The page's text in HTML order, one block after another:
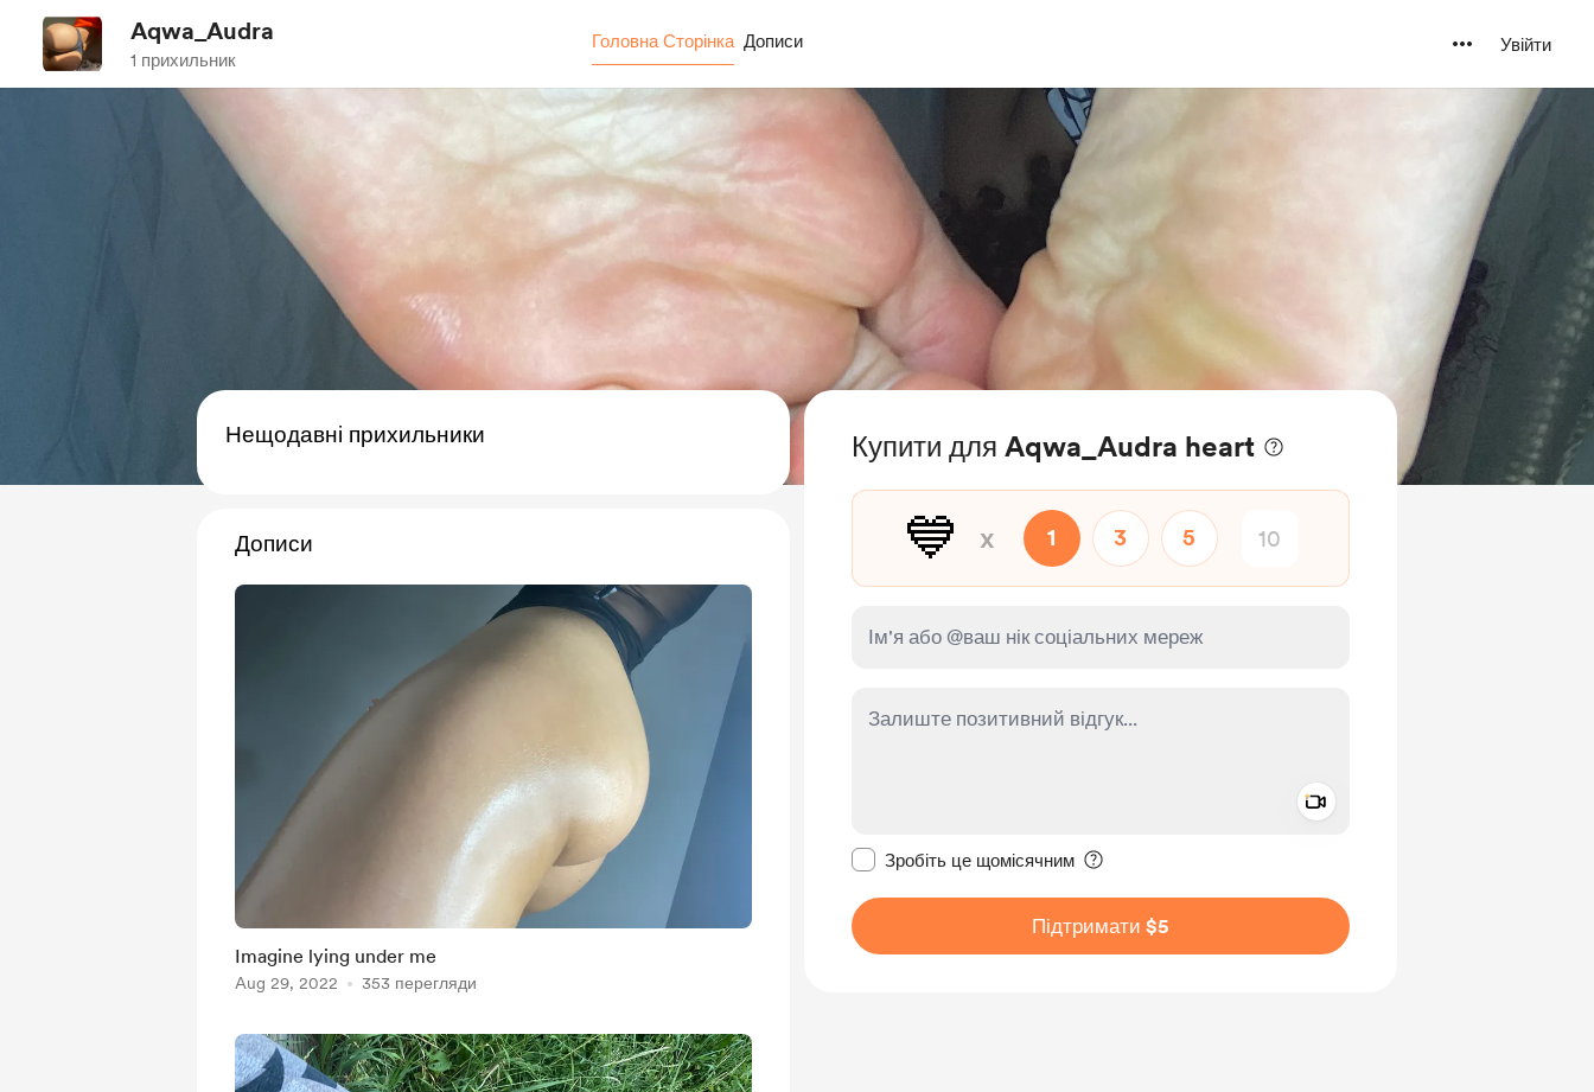
Aqwa_Audra
1 прихильник
Головна Сторінка Дописи Увійти
Купити для Aqwa_Audra heart
💙 x 1 3 5
Зробіть це щомісячним
Підтримати $5
Нещодавні прихильники
Дописи
Imagine lying under me
Aug 29, 2022 353 перегляди